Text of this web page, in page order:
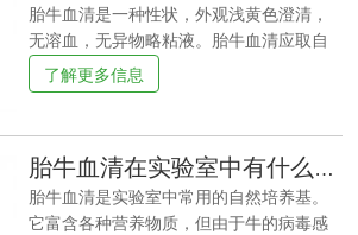
际需要与其它的微生物竞争营养和位置
等，因此，要做到先声夺人，才能取得更
好的效果
制品，是农业生产中肥料的一种(也称第三
代肥料)。菌肥分类1、有固氮作用的菌
肥：包括根瘤菌、固氮菌、固氮蓝藻等；
2、分解土壤有机物的菌肥：包括有机磷细
等；4、促进作物对土壤养分利用的菌肥：
包括菌根菌等；5、抗病及刺激作物生长的
菌肥：包括抗生菌、增产菌等。
胎牛血清是一种性状，外观浅黄色澄清，
无溶血，无异物略粘液。胎牛血清应取自
剖腹产胎牛；新牛血清取自出生后24小时
内的新牛；小牛血清取自出生后10-30天的
体等对细胞有害的成分至少是有害的。胎
牛血清质量好质量好？胎牛血清主要通过
外观(透明清亮)、总蛋白含量(胎牛血清一
了解更多信息
胎牛血清在实验室中有什么重要性
胎牛血清是实验室中常用的自然培养基。
它富含各种营养物质，但由于牛的病毒感